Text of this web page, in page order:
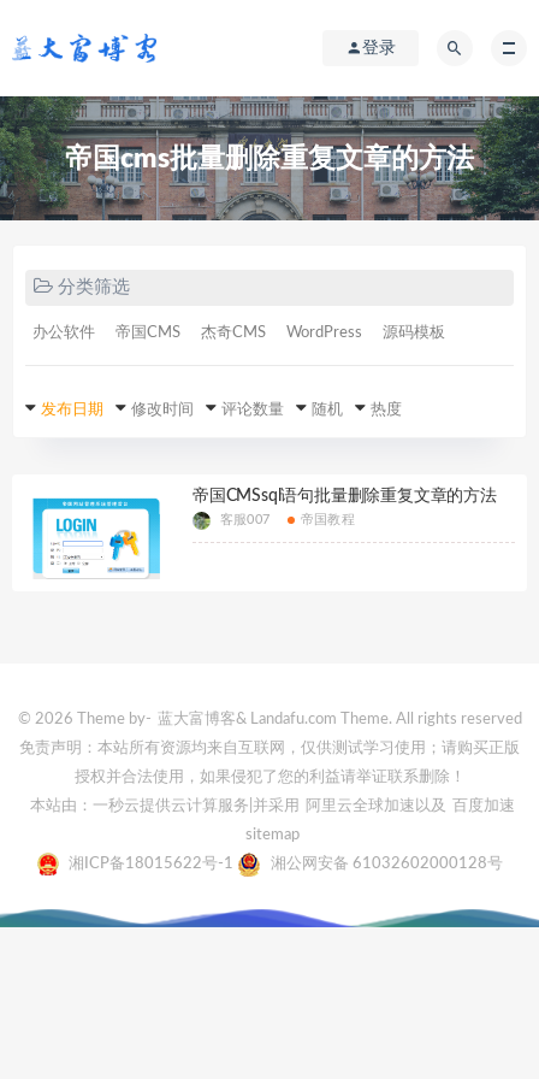
登录
帝国cms批量删除重复文章的方法
分类筛选
办公软件 帝国CMS 杰奇CMS WordPress 源码模板
发布日期 修改时间 评论数量 随机 热度
帝国CMSsql语句批量删除重复文章的方法
客服007 帝国教程
© 2026 Theme by- 蓝大富博客& Landafu.com Theme. All rights reserved
免责声明：本站所有资源均来自互联网，仅供测试学习使用；请购买正版
授权并合法使用，如果侵犯了您的利益请举证联系删除！
本站由：一秒云提供云计算服务 |并采用 阿里云全球加速 以及
百度加速
sitemap
湘ICP备18015622号-1
湘公网安备 61032602000128号